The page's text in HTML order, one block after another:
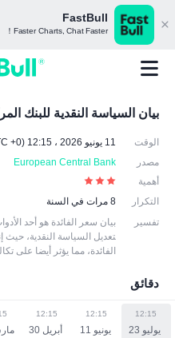
FastBull
Faster Charts, Chat Faster！
بيان السياسة النقدية للبنك
الوقت
11 يونيو 2026 ، 12:15 (UTC +0)
مصدر
European Central Bank
أهمية
التكرار
8 مرات في السنة
تفسير
بيان سعر الفائدة هو أحد
تعديل السياسة النقدية، حيث
الفائدة، مما يؤثر أيضا على
ي في منطقة اليورو، بما في
روف السوق المالية. ويناقش
دقائق
12:15
12:15
12:15